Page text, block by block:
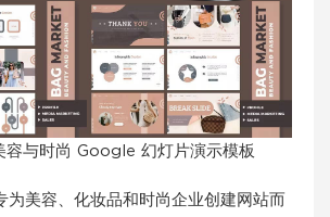
与时尚 Google 幻灯片演示模板
美容、化妆品和时尚企业创建网站而